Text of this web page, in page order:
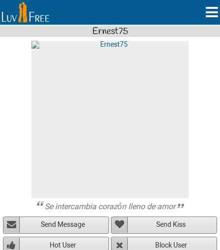
Ernest75
Se intercambia corazón lleno de amor
Send Message Send Kiss
Hot User Block User